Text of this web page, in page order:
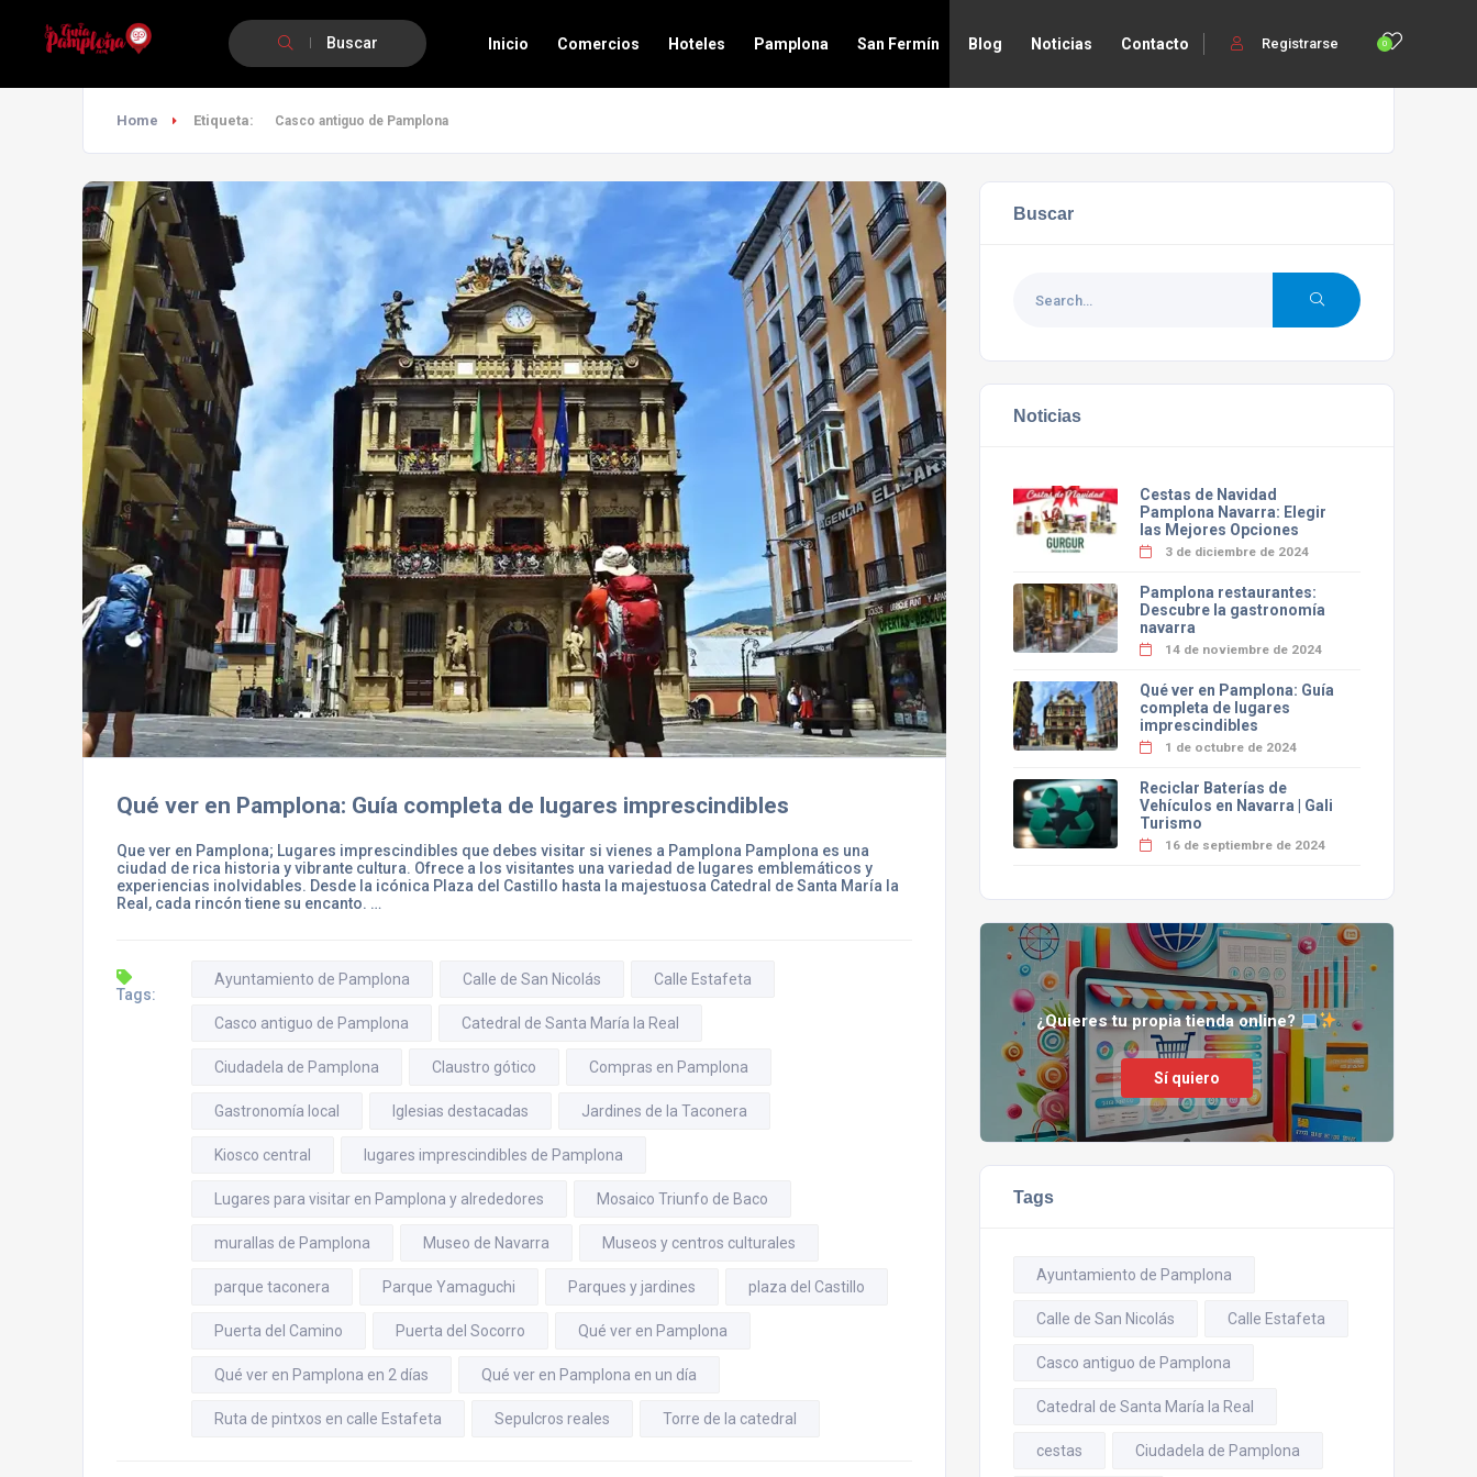
Buscar 0
Registrarse
Inicio Comercios Hoteles Pamplona San Fermín Blog Noticias Contacto
Home Etiqueta: Casco antiguo de Pamplona
Qué ver en Pamplona: Guía completa de lugares imprescindibles
Que ver en Pamplona; Lugares imprescindibles que debes visitar si vienes a Pamplona Pamplona es una
ciudad de rica historia y vibrante cultura. Ofrece a los visitantes una variedad de lugares emblemáticos y
experiencias inolvidables. Desde la icónica Plaza del Castillo hasta la majestuosa Catedral de Santa María la
Real, cada rincón tiene su encanto. …
Tags:
Ayuntamiento de Pamplona Calle de San Nicolás Calle Estafeta
Casco antiguo de Pamplona Catedral de Santa María la Real
Ciudadela de Pamplona Claustro gótico Compras en Pamplona
Gastronomía local Iglesias destacadas Jardines de la Taconera
Kiosco central lugares imprescindibles de Pamplona
Lugares para visitar en Pamplona y alrededores Mosaico Triunfo de Baco
murallas de Pamplona Museo de Navarra Museos y centros culturales
parque taconera Parque Yamaguchi Parques y jardines plaza del Castillo
Puerta del Camino Puerta del Socorro Qué ver en Pamplona
Qué ver en Pamplona en 2 días Qué ver en Pamplona en un día
Ruta de pintxos en calle Estafeta Sepulcros reales Torre de la catedral
Buscar
Noticias
Cestas de Navidad
Pamplona Navarra: Elegir
las Mejores Opciones
3 de diciembre de 2024
Pamplona restaurantes:
Descubre la gastronomía
navarra
14 de noviembre de 2024
Qué ver en Pamplona: Guía
completa de lugares
imprescindibles
1 de octubre de 2024
Reciclar Baterías de
Vehículos en Navarra | Gali
Turismo
16 de septiembre de 2024
¿Quieres tu propia tienda online?
Sí quiero
Tags
Ayuntamiento de Pamplona
Calle de San Nicolás Calle Estafeta
Casco antiguo de Pamplona
Catedral de Santa María la Real
cestas Ciudadela de Pamplona